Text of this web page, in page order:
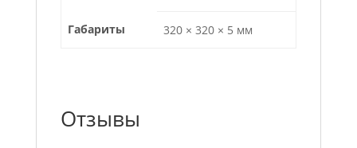
Габариты 320 × 320 × 5 мм
Отзывы